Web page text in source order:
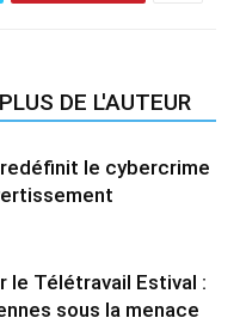
PLUS DE L'AUTEUR
redéfinit le cybercrime
le Télétravail Estival :
sous la menace